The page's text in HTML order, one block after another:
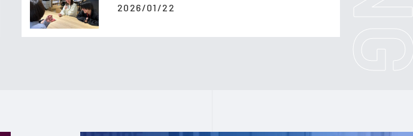
2026/01/22